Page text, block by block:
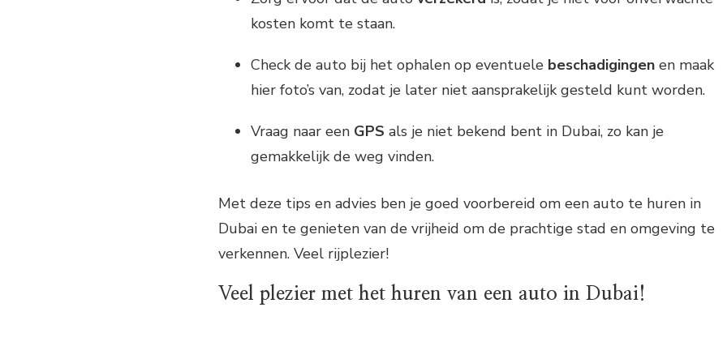
kosten komt te staan.
Check de auto bij het ophalen op eventuele beschadigingen en maak
hier foto’s van, zodat je later niet aansprakelijk gesteld kunt worden.
Vraag naar een GPS als je niet bekend bent in Dubai, zo kan je
gemakkelijk de weg vinden.
Met deze tips en advies ben je goed voorbereid om een auto te huren in
Dubai en te genieten van de vrijheid om de prachtige stad en omgeving te
verkennen. Veel rijplezier!
Veel plezier met het huren van een auto in Dubai!